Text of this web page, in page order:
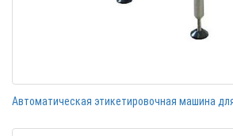
Автоматическая этикетировочная машина